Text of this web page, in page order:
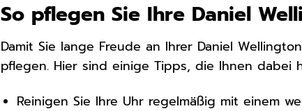
So pflegen Sie Ihre Daniel
Damit Sie lange Freude an Ihrer Daniel
pflegen. Hier sind einige Tipps, die Ihnen dabei
Reinigen Sie Ihre Uhr regelmäßig mit einem